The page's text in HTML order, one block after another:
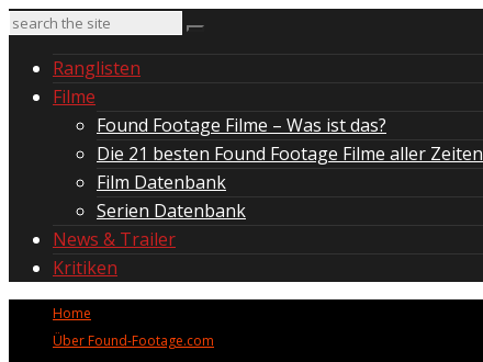
Ranglisten
Filme
Found Footage Filme – Was ist das?
Die 21 besten Found Footage Filme aller Zeiten
Film Datenbank
Serien Datenbank
News & Trailer
Kritiken
Home
Über Found-Footage.com